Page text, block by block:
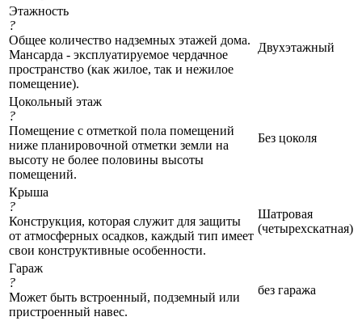
Этажность
?
Общее количество надземных этажей дома.
Мансарда - эксплуатируемое чердачное
пространство (как жилое, так и нежилое
помещение).
Двухэтажный
Цокольный этаж
?
Помещение с отметкой пола помещений
ниже планировочной отметки земли на
высоту не более половины высоты
помещений.
Без цоколя
Крыша
?
Конструкция, которая служит для защиты
от атмосферных осадков, каждый тип имеет
свои конструктивные особенности.
Шатровая
(четырехскатная)
Гараж
?
Может быть встроенный, подземный или
пристроенный навес.
без гаража